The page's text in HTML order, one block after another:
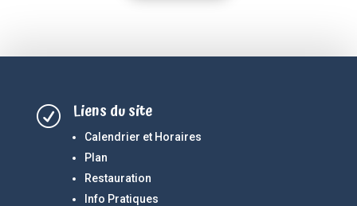
R Liens du site
Calendrier et Horaires
Plan
Restauration
Info Pratiques